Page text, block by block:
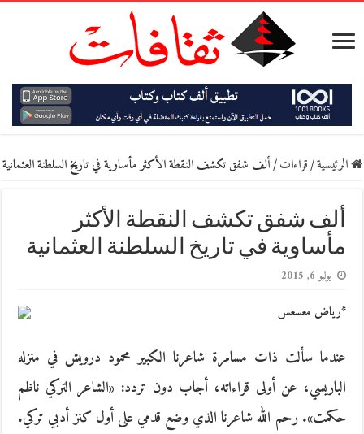
الرئيسية/قراءات/ألف شفق تكشف النقطة الأكثر مأساوية في تاريخ السلطنة العثمانية
ألف شفق تكشف النقطة الأكثر
مأساوية في تاريخ السلطنة العثمانية
يوليو 6, 2015
*رياض معسعس
عندما سألت ذات مسامرة شاعرنا الكبير محمود درويش في منزله
الباريسي، عن أولى قراءاته، أجاب دون تردد: «الشاعر التركي ناظم
حكمت». رحم الله شاعرنا الذي وضع قدمي على أول كنز أدبي تركي.